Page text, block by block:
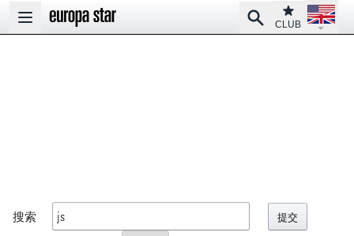
Open main menu
SearchClub
CLUB
Open
搜索